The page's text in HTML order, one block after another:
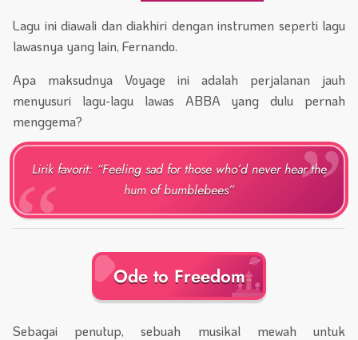
Lagu ini diawali dan diakhiri dengan instrumen seperti lagu
lawasnya yang lain, Fernando.
Apa maksudnya Voyage ini adalah perjalanan jauh
menyusuri lagu-lagu lawas ABBA yang dulu pernah
menggema?
Lirik favorit: “Feeling sad for those who’d never hear the
hum of bumblebees”
Ode to Freedom
Sebagai penutup, sebuah musikal mewah untuk